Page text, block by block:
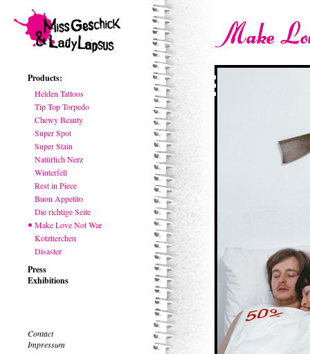
Products:
Helden Tattoos
Tip Top Torpedo
Chewy Beauty
Super Spot
Super Stain
Natürlich Nerz
Winterfell
Rest in Piece
Buon Appetito
Die richtige Seite
Make Love Not War
Kotztierchen
Disaster
Press
Exhibitions
Contact
Impressum